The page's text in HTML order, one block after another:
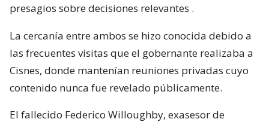
presagios sobre decisiones relevantes .
La cercanía entre ambos se hizo conocida debido a
las frecuentes visitas que el gobernante realizaba a
Cisnes, donde mantenían reuniones privadas cuyo
contenido nunca fue revelado públicamente.
El fallecido Federico Willoughby, exasesor de